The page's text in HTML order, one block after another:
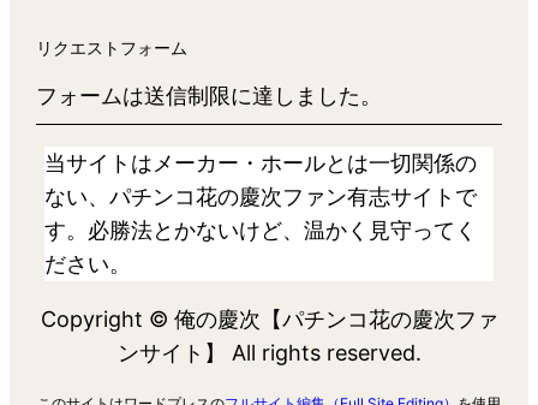
リクエストフォーム
フォームは送信制限に達しました。
当サイトはメーカー・ホールとは一切関係の
ない、パチンコ花の慶次ファン有志サイトで
す。必勝法とかないけど、温かく見守ってく
ださい。
Copyright © 俺の慶次【パチンコ花の慶次ファ
ンサイト】 All rights reserved.